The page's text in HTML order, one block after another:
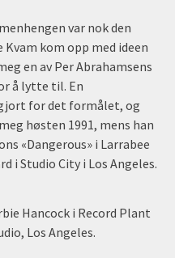
var nok den
kom opp med ideen
en av Per Abrahamsens
å lytte til. En
for det formålet, og
høsten 1991, mens han
«Dangerous» i Larrabee
i Studio City i Los Angeles.
Hancock i Record Plant
Los Angeles.